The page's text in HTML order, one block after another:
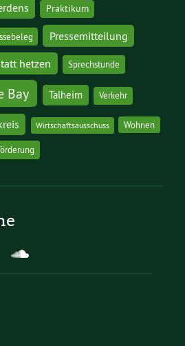
Praktikum
Pressemitteilung
hetzen Sprechstunde
Bay Talheim Verkehr
Wirtschaftsausschuss Wohnen